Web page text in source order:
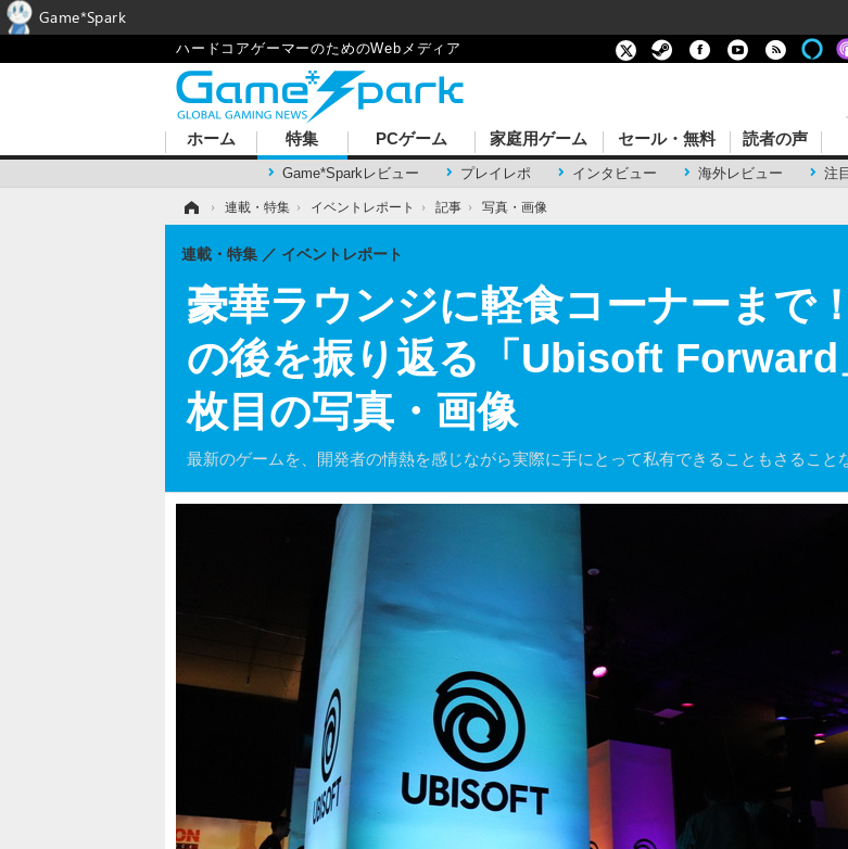
ハードコアゲーマーのためのWebメディア
ホーム 特集
Game*Sparkレビュー プレイレポ インタビュー 海外レビュー 注
PCゲーム 家庭用ゲーム セール・無料 読者の声
› 連載・特集 › イベントレポート › 記事 › 写真・画像
豪華ラウンジに軽食コーナーまで
の後を振り返る「Ubisoft Forward
枚目の写真・画像
最新のゲームを、開発者の情熱を感じながら実際に手にとって私有できることもさること
連載・特集 イベントレポート
Game*Spark